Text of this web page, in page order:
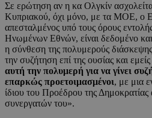
Σε ερώτηση αν η κα Ολγκίν
Κυπριακού, όχι μόνο, με τα ΜΟΕ, ο
απεσταλμένος υπό τους όρους
Ηνωμένων Εθνών, είναι δεδομένο και
η σύνθεση της πολυμερούς διάσκεψης
την συζήτηση επί της ουσίας και εμείς
αυτή την πολυμερή για να γίνει
επαρκώς προετοιμασμένοι, με μια
ίδιου του Προέδρου της
συνεργατών του».